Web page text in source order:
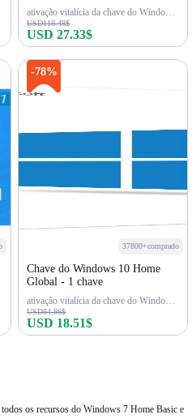
ativação vitalícia da chave do Windows 10 Pro
USD118.48$
USD 27.33$
-78%
37800+comprado
Chave do Windows 10 Home
Global - 1 chave
ativação vitalícia da chave do Windows 10 Home
USD84.86$
USD 18.51$
os recursos do Windows 7 Home Basic e